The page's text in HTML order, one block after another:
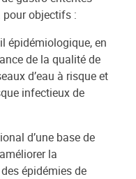
pour objectifs :
épidémiologique, en
de la qualité de
d’eau à risque et
infectieux de
d’une base de
la
épidémies de